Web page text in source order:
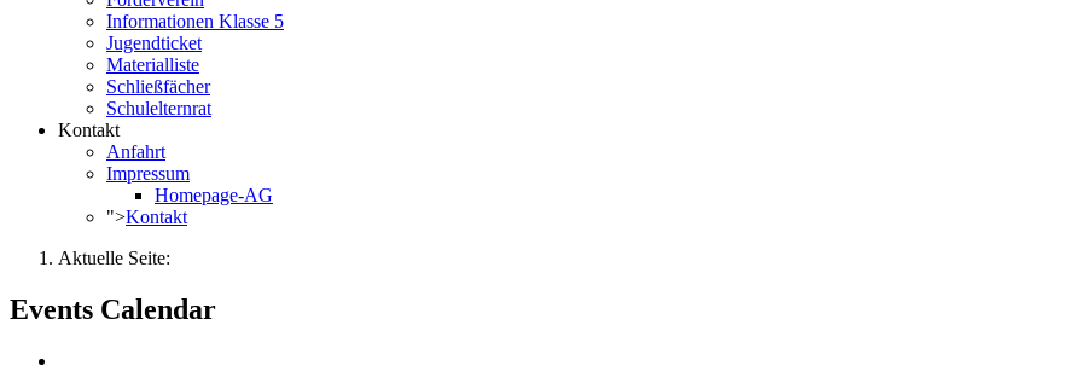
Informationen Klasse 5
Jugendticket
Materialliste
Schließfächer
Schulelternrat
Kontakt
Anfahrt
Impressum
Homepage-AG
">Kontakt
Aktuelle Seite:
Events Calendar